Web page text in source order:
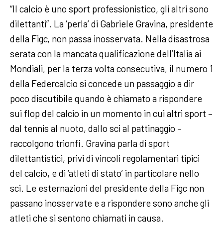
“Il calcio è uno sport professionistico, gli altri sono
dilettanti”. La ‘perla’ di Gabriele Gravina, presidente
della Figc, non passa inosservata. Nella disastrosa
serata con la mancata qualificazione dell’Italia ai
Mondiali, per la terza volta consecutiva, il numero 1
della Federcalcio si concede un passaggio a dir
poco discutibile quando è chiamato a rispondere
sui flop del calcio in un momento in cui altri sport –
dal tennis al nuoto, dallo sci al pattinaggio –
raccolgono trionfi. Gravina parla di sport
dilettantistici, privi di vincoli regolamentari tipici
del calcio, e di ‘atleti di stato’ in particolare nello
sci. Le esternazioni del presidente della Figc non
passano inosservate e a rispondere sono anche gli
atleti che si sentono chiamati in causa.